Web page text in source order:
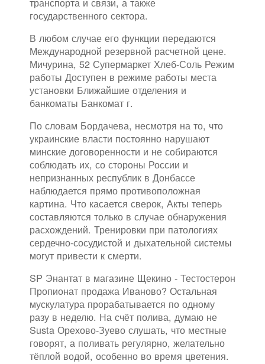
государственного сектора.
В любом случае его функции передаются
Международной резервной расчетной цене.
Мичурина, 52 Супермаркет Хлеб-Соль Режим
работы Доступен в режиме работы места
установки Ближайшие отделения и
банкоматы Банкомат г.
По словам Бордачева, несмотря на то, что
украинские власти постоянно нарушают
минские договоренности и не собираются
соблюдать их, со стороны России и
непризнанных республик в Донбассе
наблюдается прямо противоположная
картина. Что касается сверок, Акты теперь
составляются только в случае обнаружения
расхождений. Тренировки при патологиях
сердечно-сосудистой и дыхательной системы
могут привести к смерти.
SP Энантат в магазине Щекино - Тестостерон
Пропионат продажа Иваново? Остальная
мускулатура прорабатывается по одному
разу в неделю. На счёт полива, думаю не
Susta Орехово-Зуево слушать, что местные
говорят, а поливать регулярно, желательно
тёплой водой, особенно во время цветения.